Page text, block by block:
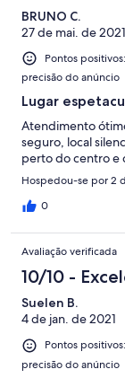
BRUNO C.
27 de mai. de 2021
Pontos
precisão do anúncio
Lugar
Atendimento
seguro, local
perto do centro e
Hospedou-se por 2
0
Avaliação verificada
10/10 -
Suelen B.
4 de jan. de 2021
Pontos
precisão do anúncio